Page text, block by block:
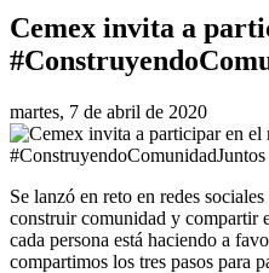
Cemex invita a
martes, 7 de abril de 2020
Se lanzó en reto en redes
construir comunidad y compartir
cada persona está haciendo a
compartimos los tres pasos para